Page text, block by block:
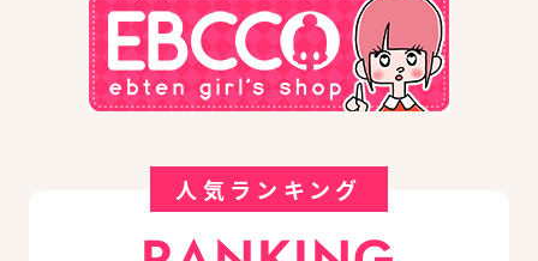
人気ランキング